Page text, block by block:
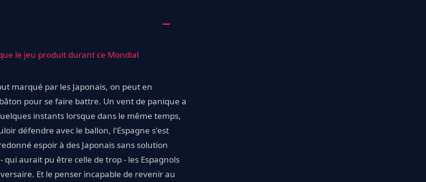
le jeu produit durant ce Mondial
marqué par les Japonais, on peut en
pour se faire battre. Un vent de panique a
instants lorsque dans le même temps,
défendre avec le ballon, l'Espagne s'est
espoir à des Japonais sans solution
aurait pu être celle de trop - les Espagnols
Et le penser incapable de revenir au